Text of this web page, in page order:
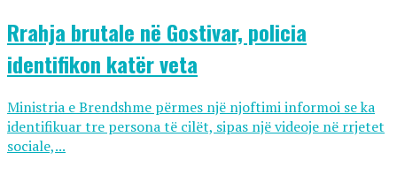
Rrahja brutale në Gostivar, policia
identifikon katër veta
Ministria e Brendshme përmes një njoftimi informoi se ka
identifikuar tre persona të cilët, sipas një videoje në rrjetet
sociale,...